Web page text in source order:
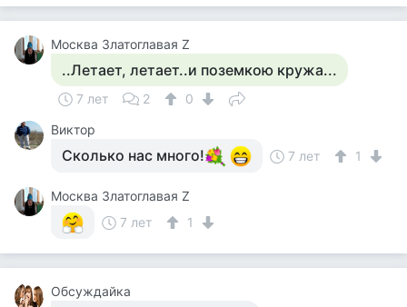
Москва Златоглавая Z
..Летает, летает..и поземкою кружа...
7 лет 2
0
Виктор
Сколько нас много! 7 лет 1
Москва Златоглавая Z
7 лет
1
Обсуждайка